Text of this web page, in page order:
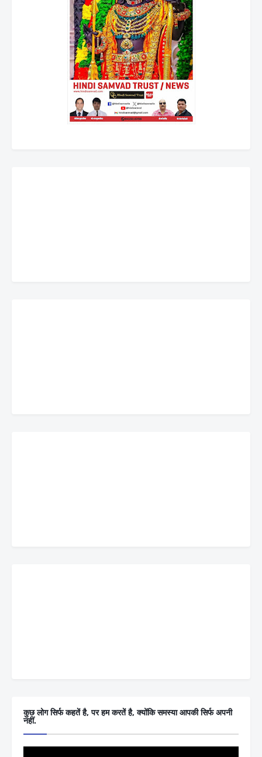
कुछ लोग सिर्फ कहतें है, पर हम करतें है, क्योंकि समस्या आपकी सिर्फ अपनी
नहीं.